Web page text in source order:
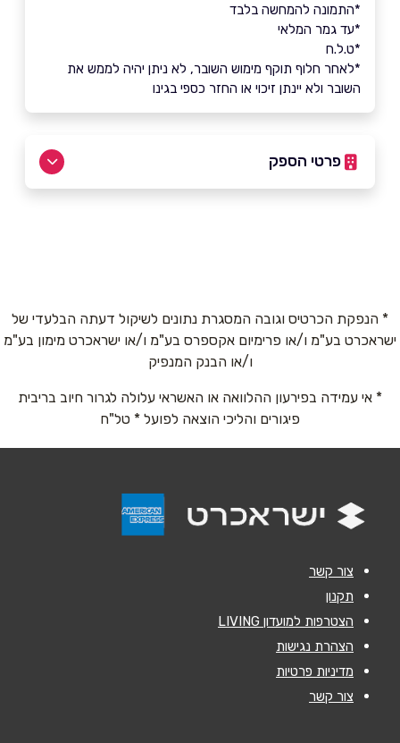
*התמונה להמחשה בלבד
*עד גמר המלאי
*ט.ל.ח
*לאחר חלוף תוקף מימוש השובר, לא ניתן יהיה לממש את
השובר ולא יינתן זיכוי או החזר כספי בגינו
פרטי הספק
שם מלא*
טלפון*
נושא*
הודעה
* הנפקת הכרטיס וגובה המסגרת נתונים לשיקול דעתה הבלעדי של
ישראכרט בע"מ ו/או פרימיום אקספרס בע"מ ו/או ישראכרט מימון בע"מ
ו/או הבנק המנפיק
* אי עמידה בפירעון ההלוואה או האשראי עלולה לגרור חיוב בריבית
פיגורים והליכי הוצאה לפועל * טל"ח
צור קשר
תקנון
הצטרפות למועדון LIVING
הצהרת נגישות
מדיניות פרטיות
צור קשר